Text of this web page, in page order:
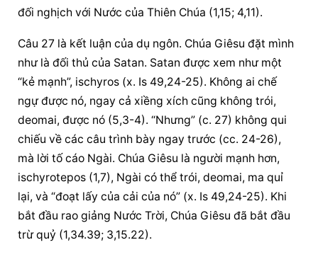
đối nghịch với Nước của Thiên Chúa (1,15; 4,11).
Câu 27 là kết luận của dụ ngôn. Chúa Giêsu đặt mình
như là đối thủ của Satan. Satan được xem như một
“kẻ mạnh”, ischyros (x. Is 49,24-25). Không ai chế
ngự được nó, ngay cả xiềng xích cũng không trói,
deomai, được nó (5,3-4). “Nhưng” (c. 27) không qui
chiếu về các câu trình bày ngay trước (cc. 24-26),
mà lời tố cáo Ngài. Chúa Giêsu là người mạnh hơn,
ischyrotepos (1,7), Ngài có thể trói, deomai, ma quỉ
lại, và “đoạt lấy của cải của nó” (x. Is 49,24-25). Khi
bắt đầu rao giảng Nước Trời, Chúa Giêsu đã bắt đầu
trừ quỷ (1,34.39; 3,15.22).